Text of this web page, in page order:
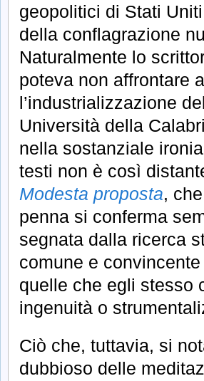
geopolitici di Stati
della conflagrazione
Naturalmente lo
poteva non affrontare
l’industrializzazione
Università della
nella sostanziale
testi non è così
Modesta proposta,
penna si conferma
segnata dalla ricerca
comune e
quelle che egli stesso
ingenuità o
Ciò che, tuttavia, si
dubbioso delle